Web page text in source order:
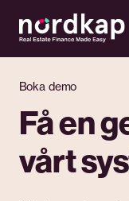
Boka demo
Få en
vårt